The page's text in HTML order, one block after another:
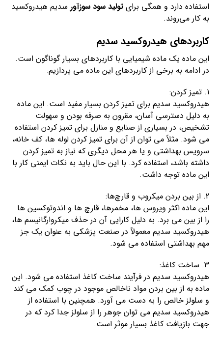
استفاده دارد و همگی برایتولید سود سوزآور سدیم هیدروکسید
به کار می‌روند.
کاربردهای هیدروکسید سدیم
این ماده یک ماده شیمیایی با کاربردهای بسیار گوناگون است.
در ادامه به برخی از کاربردهای این ماده می پردازیم:
1. تمیز کردن:
هیدروکسید سدیم برای تمیز کردن بسیار مفید است. این ماده
به دلیل دسترسی آسان، مقرون به صرفه بودن و سهولت
تشخیص، در بسیاری از صنایع و منازل برای تمیز کردن استفاده
می شود. مثلاً می توان از آن برای تمیز کردن لوله ها، کف خانه،
سرویس بهداشتی و یا هر محل دیگری که نیاز به تمیز کردن
داشته باشد، استفاده کرد. با این حال باید به نکات ایمنی کار با
این ماده توجه داشت.
2. از بین بردن میکروب و قارچ‌ها:
این ماده اکثر ویروس ها، مخمرها، قارچ ‌ها و اندوتوکسین ها
را از بین می برد. به دلیل کارایی آن در حذف میکروارگانیسم ها،
هیدروکسید سدیم معمولاً در صنعت پزشکی به عنوان یک جز
مهم بهداشتی استفاده می شود.
3. ساخت کاغذ:
هیدروکسید سدیم در فرآیند ساخت کاغذ استفاده می شود. این
ماده به از بین بردن مواد ناخالص موجود در چوب کمک می کند
و سلولز خالص را به دست می آورد. همچنین با استفاده از
هیدروکسید سدیم می توان جوهر را از سلولز جدا کرد که در
جهت بازیافت کاغذ بسیار موثر است.